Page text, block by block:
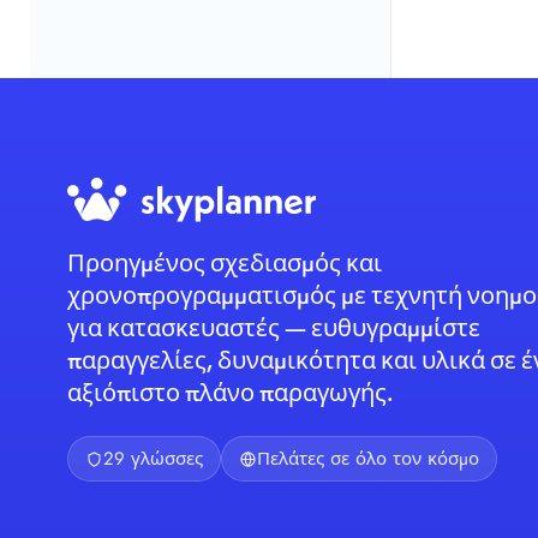
Προηγμένος σχεδιασμός και
χρονοπρογραμματισμός με τεχνητή
για κατασκευαστές — ευθυγραμμίστε
παραγγελίες, δυναμικότητα και υλικά σε
αξιόπιστο πλάνο παραγωγής.
29 γλώσσες Πελάτες σε όλο τον κόσμο